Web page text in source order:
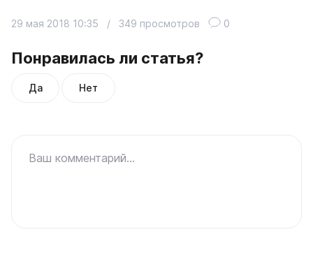
Понравилась ли статья?
Да Нет
29 мая 2018 10:35 / 349 просмотров 0
Ваш комментарий...